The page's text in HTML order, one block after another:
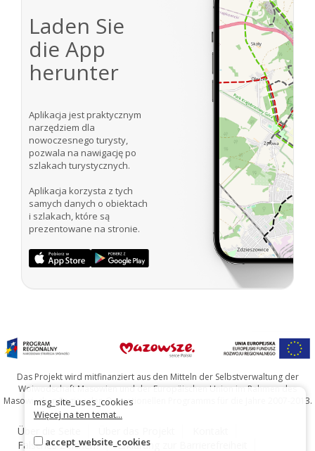
Laden Sie
die App
herunter
Aplikacja jest praktycznym
narzędziem dla
nowoczesnego turysty,
pozwala na nawigację po
szlakach turystycznych.
Aplikacja korzysta z tych
samych danych o obiektach
i szlakach, które są
prezentowane na stronie.
Das Projekt wird mitfinanziert aus den Mitteln der Selbstverwaltung der
Woiwodschaft Masowien und der Europäischen Union im Rahmen des
Masowischen Regionalen Operationellen Programms für die Jahre 2007-2013.
Über die Seite
Falsches Zeichen?
Erklärung zur Barrierefreiheit
msg_site_uses_cookies
Więcej na ten temat...
accept_website_cookies